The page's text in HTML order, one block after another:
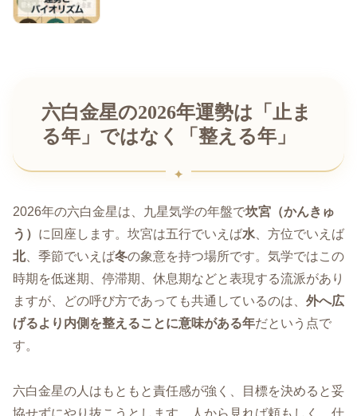
六白金星の2026年運勢は「止ま
る年」ではなく「整える年」
2026年の六白金星は、九星気学の年盤で坎宮（かんきゅ
う） に回座します。坎宮は五行でいえば水 、方位でいえば
北、季節でいえば冬の象意を持つ場所です。気学ではこの
時期を低迷期、停滞期、休息期などと表現する流派があり
ますが、どの呼び方であっても共通しているのは、 外へ広
げるより内側を整えることに意味がある年だという点で
す。
六白金星の人はもともと責任感が強く、目標を決めると妥
協せずにやり抜こうとします。人から見れば頼もしく、仕